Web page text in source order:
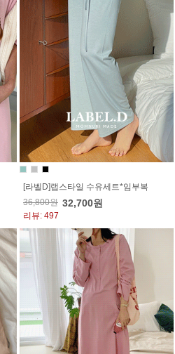
[라벨D]랩스타일 수유세트*임부복
36,800원 32,700원
리뷰: 497